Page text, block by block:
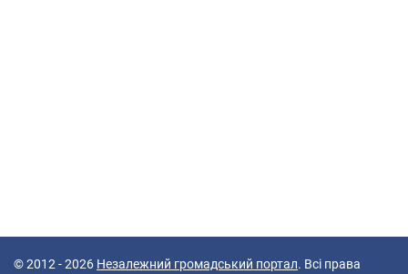
© 2012 - 2026 Незалежний громадський портал. Всі права